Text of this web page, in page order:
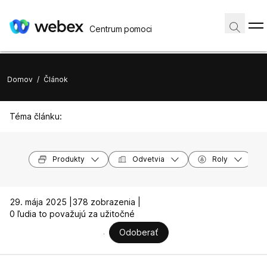
Centrum pomoci
Domov / Článok
Téma článku:
Produkty Odvetvia Roly
29. mája 2025 | 378 zobrazenia |
0 ľudia to považujú za užitočné
Odoberať